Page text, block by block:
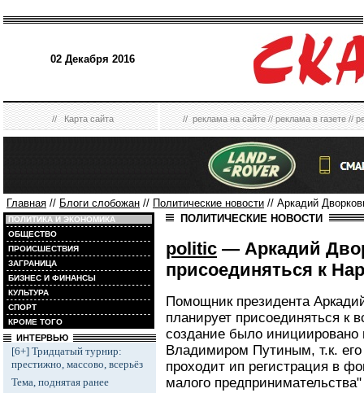
02 Декабря 2016
//Карта сайта //реклама на сайте//реклама в газете//
Главная // Блоги слобожан // Политические новости // Аркадий
ПОЛИТИКА И ЭКОНОМИКА
ОБЩЕСТВО
ПРОИСШЕСТВИЯ
ЗАГРАНИЦА
БИЗНЕС И ФИНАНСЫ
КУЛЬТУРА
СПОРТ
КРОМЕ ТОГО
ИНТЕРВЬЮ
[6+] Тридцатый турнир:
престижно, массово, всерьёз
Тема, поднятая ранее
ПОЛИТИЧЕСКИЕ НОВОСТИ
politic — Аркадий
присоединяться к
Помощник президента
планирует присоединяться
создание было
Владимиром Путиным, т.к.
проходит ип регистрация в
малого